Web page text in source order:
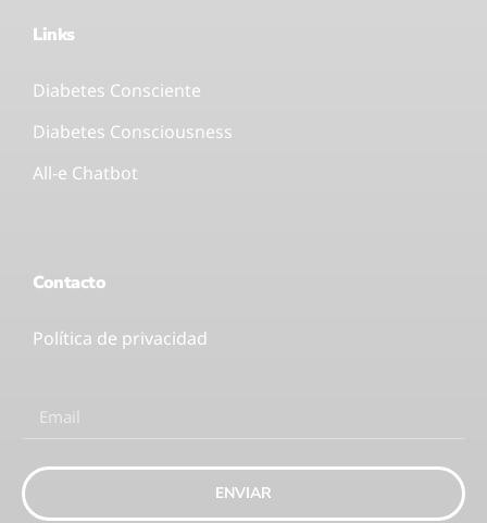
Links
Diabetes Consciente
Diabetes Consciousness
All-e Chatbot
Contacto
Política de privacidad
ENVIAR